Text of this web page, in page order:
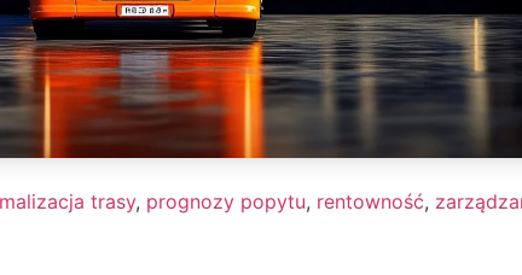
trasy, prognozy popytu, rentowność,